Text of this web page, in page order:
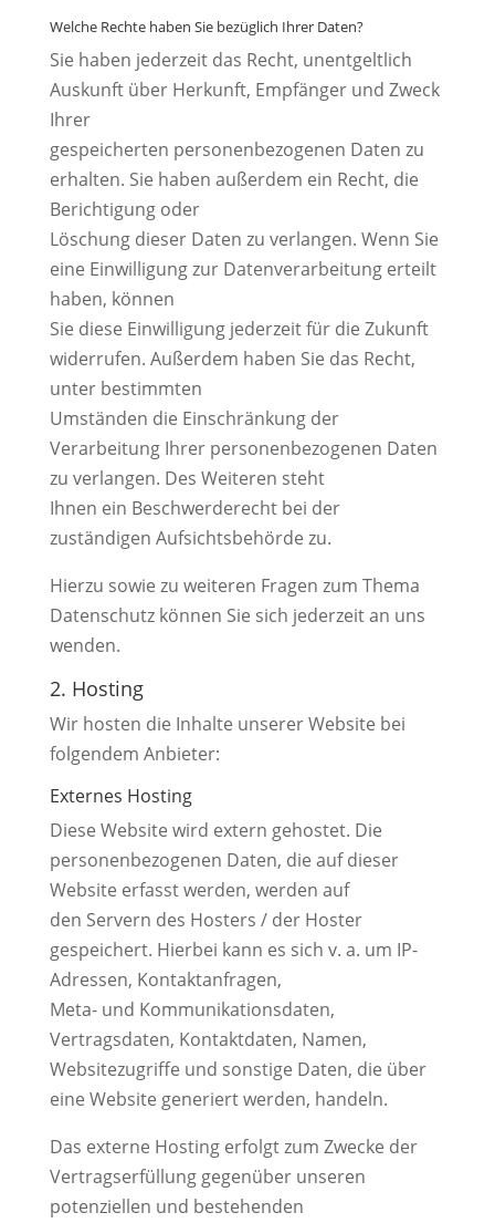
Welche Rechte haben Sie bezüglich Ihrer Daten?
Sie haben jederzeit das Recht, unentgeltlich
Auskunft über Herkunft, Empfänger und Zweck
Ihrer
gespeicherten personenbezogenen Daten zu
erhalten. Sie haben außerdem ein Recht, die
Berichtigung oder
Löschung dieser Daten zu verlangen. Wenn Sie
eine Einwilligung zur Datenverarbeitung erteilt
haben, können
Sie diese Einwilligung jederzeit für die Zukunft
widerrufen. Außerdem haben Sie das Recht,
unter bestimmten
Umständen die Einschränkung der
Verarbeitung Ihrer personenbezogenen Daten
zu verlangen. Des Weiteren steht
Ihnen ein Beschwerderecht bei der
zuständigen Aufsichtsbehörde zu.
Hierzu sowie zu weiteren Fragen zum Thema
Datenschutz können Sie sich jederzeit an uns
wenden.
2. Hosting
Wir hosten die Inhalte unserer Website bei
folgendem Anbieter:
Externes Hosting
Diese Website wird extern gehostet. Die
personenbezogenen Daten, die auf dieser
Website erfasst werden, werden auf
den Servern des Hosters / der Hoster
gespeichert. Hierbei kann es sich v. a. um IP-
Adressen, Kontaktanfragen,
Meta- und Kommunikationsdaten,
Vertragsdaten, Kontaktdaten, Namen,
Websitezugriffe und sonstige Daten, die über
eine Website generiert werden, handeln.
Das externe Hosting erfolgt zum Zwecke der
Vertragserfüllung gegenüber unseren
potenziellen und bestehenden